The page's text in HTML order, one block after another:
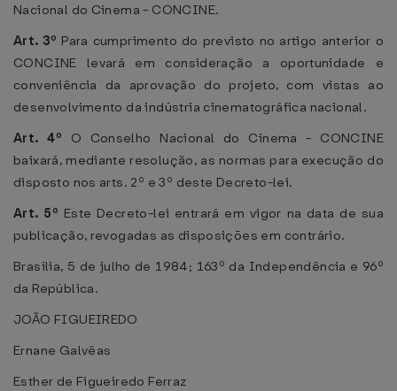
Nacional do Cinema - CONCINE.
Art. 3º Para cumprimento do previsto no artigo anterior o
CONCINE levará em consideração a oportunidade e
conveniência da aprovação do projeto, com vistas ao
desenvolvimento da indústria cinematográfica nacional.
Art. 4º O Conselho Nacional do Cinema - CONCINE
baixará, mediante resolução, as normas para execução do
disposto nos arts. 2º e 3º deste Decreto-lei.
Art. 5º Este Decreto-lei entrará em vigor na data de sua
publicação, revogadas as disposições em contrário.
Brasília, 5 de julho de 1984; 163º da Independência e 96º
da República.
JOÃO FIGUEIREDO
Ernane Galvêas
Esther de Figueiredo Ferraz